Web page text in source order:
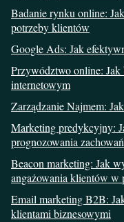
Badanie rynku online:
potrzeby klientów
Google Ads: Jak
Przywództwo online:
internetowym
Zarządzanie Najmem:
Marketing predykcyjny:
prognozowania
Beacon marketing: Jak
angażowania klientów w
Email marketing B2B:
klientami biznesowymi